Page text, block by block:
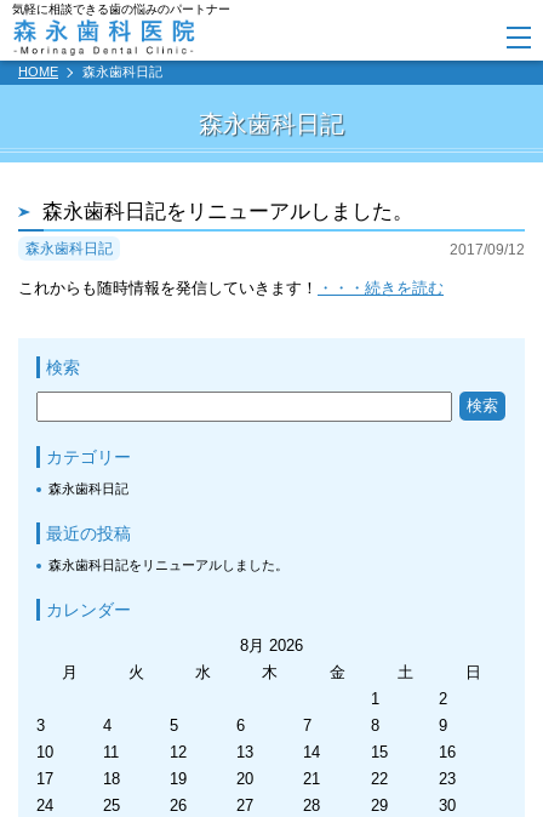
気軽に相談できる歯の悩みのパートナー
HOME 森永歯科日記
森永歯科日記
森永歯科日記をリニューアルしました。
2017/09/12
森永歯科日記
これからも随時情報を発信していきます！ ・・・続きを読む
検索
カテゴリー
森永歯科日記
最近の投稿
森永歯科日記をリニューアルしました。
カレンダー
8月 2026
月
火 水 木 金 土
日
1
2
3
4 5 6 7 8
9
10
11 12 13 14 15
16
17
18 19 20 21 22
23
24
25 26 27 28 29
30